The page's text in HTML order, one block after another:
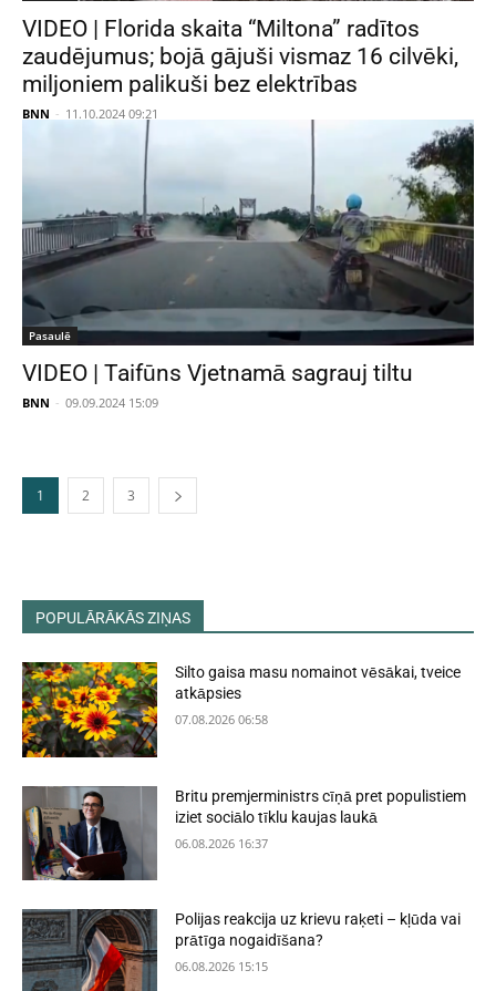
VIDEO | Florida skaita “Miltona” radītos
zaudējumus; bojā gājuši vismaz 16 cilvēki,
miljoniem palikuši bez elektrības
BNN - 11.10.2024 09:21
Pasaulē
VIDEO | Taifūns Vjetnamā sagrauj tiltu
BNN - 09.09.2024 15:09
1 2 3
POPULĀRĀKĀS ZIŅAS
Silto gaisa masu nomainot vēsākai, tveice
atkāpsies
07.08.2026 06:58
Britu premjerministrs cīņā pret populistiem
iziet sociālo tīklu kaujas laukā
06.08.2026 16:37
Polijas reakcija uz krievu raķeti – kļūda vai
prātīga nogaidīšana?
06.08.2026 15:15